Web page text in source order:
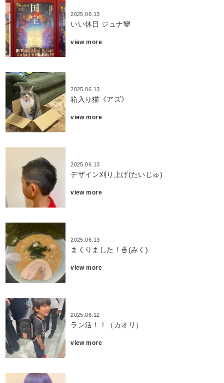
2025.06.13
いい休日 ジュナ🐼
view more
2025.06.13
箱入り猫《アズ》
view more
2025.06.13
デザイン刈り上げ(たいじゅ)
view more
2025.06.13
まくりました！🍜(みく)
view more
2025.06.12
ラン活！！（カオリ）
view more